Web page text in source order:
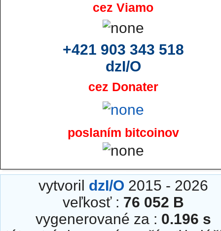
cez Viamo
+421 903 343 518
dzI/O
cez Donater
poslaním bitcoinov
vytvoril dzI/O 2015 - 2026
veľkosť : 76 052 B
vygenerované za : 0.196 s